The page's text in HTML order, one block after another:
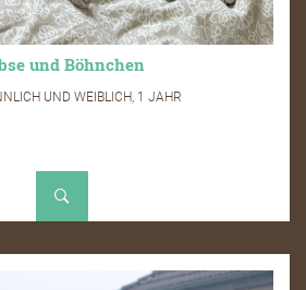
und Böhnchen
UND WEIBLICH, 1 JAHR